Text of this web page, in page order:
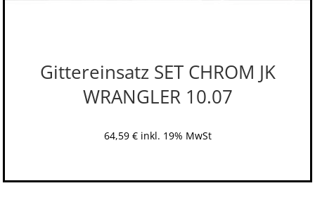
Gittereinsatz SET CHROM JK
WRANGLER 10.07
64,59 € inkl. 19% MwSt